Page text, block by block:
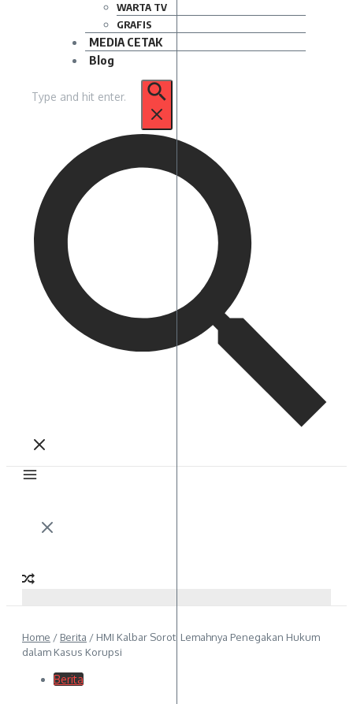
WARTA TV
GRAFIS
MEDIA CETAK
Blog
untuk:
Home / Berita / HMI Kalbar Soroti Lemahnya Penegakan Hukum
dalam Kasus Korupsi
Berita